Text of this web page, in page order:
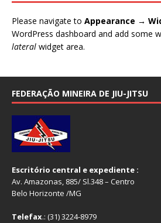
Please navigate to Appearance →
WordPress dashboard and add some
lateral widget area.
FEDERAÇÃO MINEIRA DE JIU-JITSU
Escritório central e expediente :
Av. Amazonas, 885/ Sl.348 – Centro
Belo Horizonte /MG
Telefax.: (31) 3224-8979